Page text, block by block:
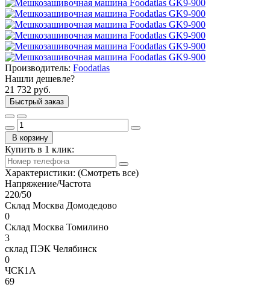
Производитель: Foodatlas
Нашли дешевле?
21 732 руб.
Быстрый заказ
В корзину
Купить в 1 клик:
Характеристики: (Смотреть все)
Напряжение/Частота
220/50
Склад Москва Домодедово
0
Склад Москва Томилино
3
склад ПЭК Челябинск
0
ЧСК1А
69